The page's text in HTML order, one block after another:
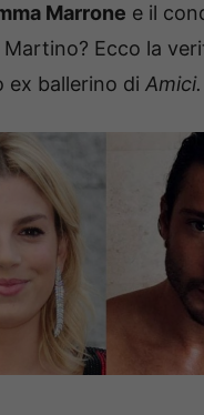
Marrone e il
Ecco la
ex ballerino di Amici.